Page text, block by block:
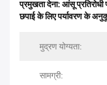
प्रमुखता देना: आंसू
छपाई के लिए पर्यावरण के
मुद्रण योग्यता:
सामग्री: